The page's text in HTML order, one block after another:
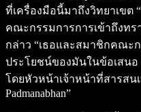
ที่เครื่องมือนี้มาถึงวิทยาเขต
คณะกรรมการการเข้าถึงทร
กล่าว “เธอและสมาชิกคณะ
ประโยชน์ของมันในข้อเสน
โดยหัวหน้าเจ้าหน้าที่สารสนเ
Padmanabhan”